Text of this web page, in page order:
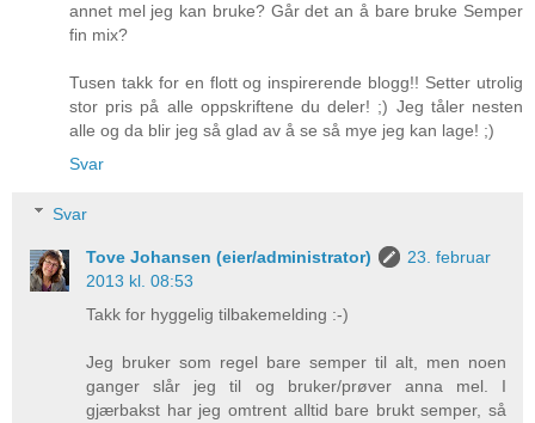
annet mel jeg kan bruke? Går det an å bare bruke Semper
fin mix?
Tusen takk for en flott og inspirerende blogg!! Setter utrolig
stor pris på alle oppskriftene du deler! ;) Jeg tåler nesten
alle og da blir jeg så glad av å se så mye jeg kan lage! ;)
Svar
Svar
Tove Johansen (eier/administrator)
23. februar
2013 kl. 08:53
Takk for hyggelig tilbakemelding :-)
Jeg bruker som regel bare semper til alt, men noen
ganger slår jeg til og bruker/prøver anna mel. I
gjærbakst har jeg omtrent alltid bare brukt semper, så